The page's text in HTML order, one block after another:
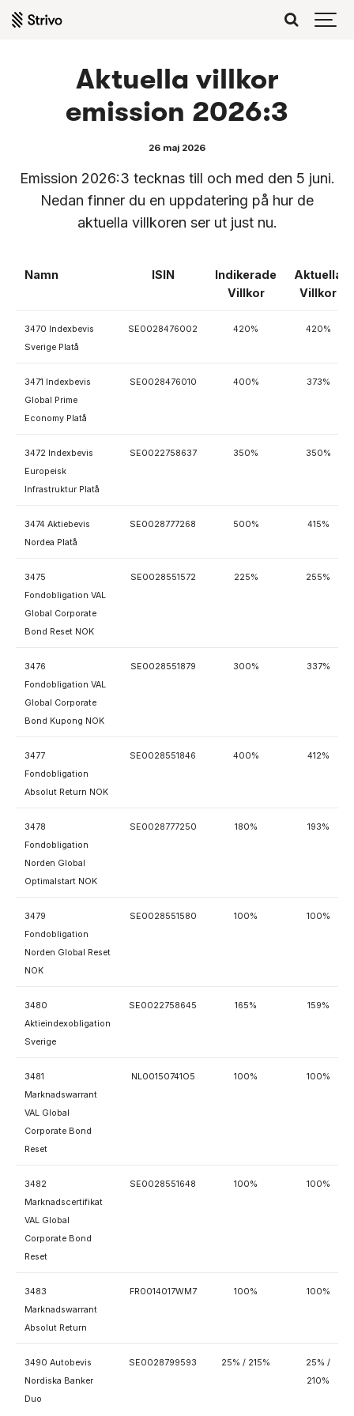
Aktuella villkor
emission 2026:3
26 maj 2026
Emission 2026:3 tecknas till och med den 5 juni.
Nedan finner du en uppdatering på hur de
aktuella villkoren ser ut just nu.
Namn ISIN
Indikerade
Villkor
Aktuella
Villkor
3470 Indexbevis
Sverige Platå
SE0028476002 420% 420%
3471 Indexbevis
Global Prime
Economy Platå
SE0028476010 400% 373%
3472 Indexbevis
Europeisk
Infrastruktur Platå
SE0022758637 350% 350%
3474 Aktiebevis
Nordea Platå
SE0028777268 500% 415%
3475
Fondobligation VAL
Global Corporate
Bond Reset NOK
SE0028551572 225% 255%
3476
Fondobligation VAL
Global Corporate
Bond Kupong NOK
SE0028551879 300% 337%
3477
Fondobligation
Absolut Return NOK
SE0028551846 400% 412%
3478
Fondobligation
Norden Global
Optimalstart NOK
SE0028777250 180% 193%
3479
Fondobligation
Norden Global Reset
NOK
SE0028551580 100% 100%
3480
Aktieindexobligation
Sverige
SE0022758645 165% 159%
3481
Marknadswarrant
VAL Global
Corporate Bond
Reset
NL00150741O5 100% 100%
3482
Marknadscertifikat
VAL Global
Corporate Bond
Reset
SE0028551648 100% 100%
3483
Marknadswarrant
Absolut Return
FR0014017WM7 100% 100%
3490 Autobevis
Nordiska Banker
Duo
SE0028799593 25% / 215%
25% /
210%